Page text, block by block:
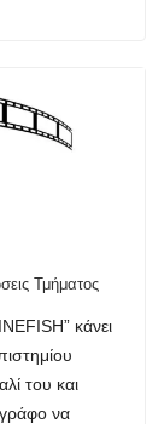
Τμήματος
κάνει
του και
να